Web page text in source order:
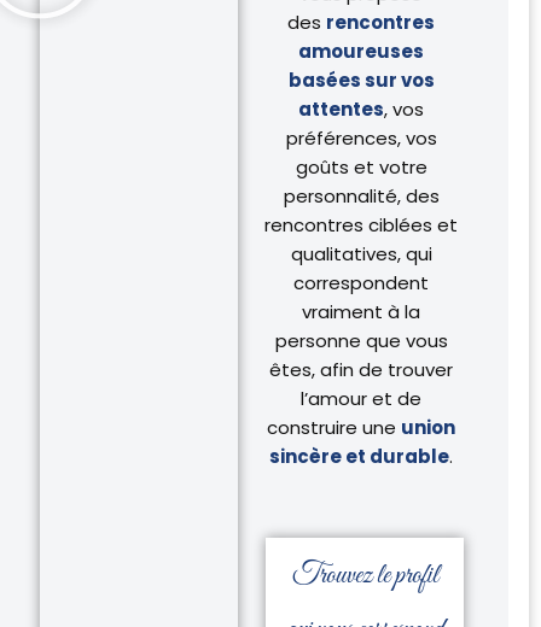
des rencontres
amoureuses
basées sur vos
attentes, vos
préférences, vos
goûts et votre
personnalité, des
rencontres ciblées et
qualitatives, qui
correspondent
vraiment à la
personne que vous
êtes, afin de trouver
l’amour et de
construire une union
sincère et durable.
Trouvez le profil